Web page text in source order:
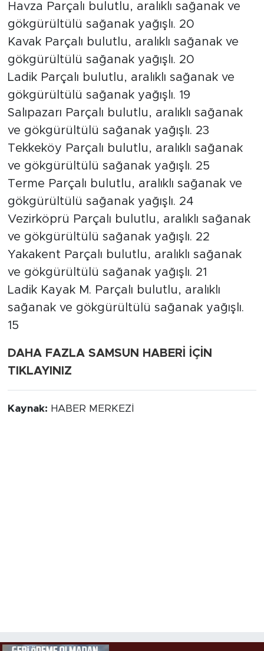
Havza Parçalı bulutlu, aralıklı sağanak ve
gökgürültülü sağanak yağışlı. 20
Kavak Parçalı bulutlu, aralıklı sağanak ve
gökgürültülü sağanak yağışlı. 20
Ladik Parçalı bulutlu, aralıklı sağanak ve
gökgürültülü sağanak yağışlı. 19
Salıpazarı Parçalı bulutlu, aralıklı sağanak
ve gökgürültülü sağanak yağışlı. 23
Tekkeköy Parçalı bulutlu, aralıklı sağanak
ve gökgürültülü sağanak yağışlı. 25
Terme Parçalı bulutlu, aralıklı sağanak ve
gökgürültülü sağanak yağışlı. 24
Vezirköprü Parçalı bulutlu, aralıklı sağanak
ve gökgürültülü sağanak yağışlı. 22
Yakakent Parçalı bulutlu, aralıklı sağanak
ve gökgürültülü sağanak yağışlı. 21
Ladik Kayak M. Parçalı bulutlu, aralıklı
sağanak ve gökgürültülü sağanak yağışlı.
15
DAHA FAZLA SAMSUN HABERİ İÇİN
TIKLAYINIZ
Kaynak: HABER MERKEZİ